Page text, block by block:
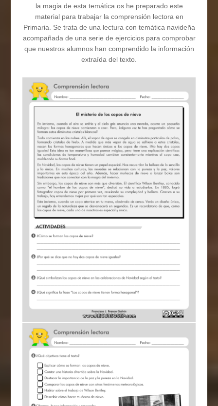
la magia de esta temática os he preparado este
material para trabajar la comprensión lectora en
Primaria. Se trata de una lectura con temática navideña
acompañada de una serie de ejercicios para comprobar
que nuestros alumnos han comprendido la información
extraída del texto.